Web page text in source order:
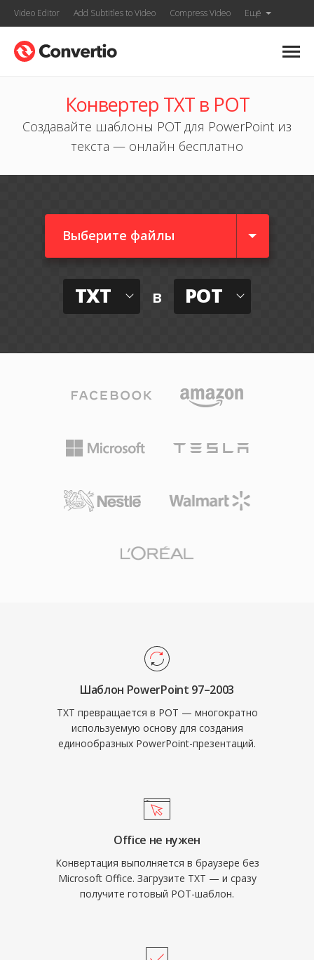
Video Editor Add Subtitles to Video Compress Video Ещё
Конвертер TXT в POT
Создавайте шаблоны POT для PowerPoint из
текста — онлайн бесплатно
Выберите файлы
TXT в POT
Шаблон PowerPoint 97–2003
TXT превращается в POT — многократно
используемую основу для создания
единообразных PowerPoint-презентаций.
Office не нужен
Конвертация выполняется в браузере без
Microsoft Office. Загрузите TXT — и сразу
получите готовый POT-шаблон.